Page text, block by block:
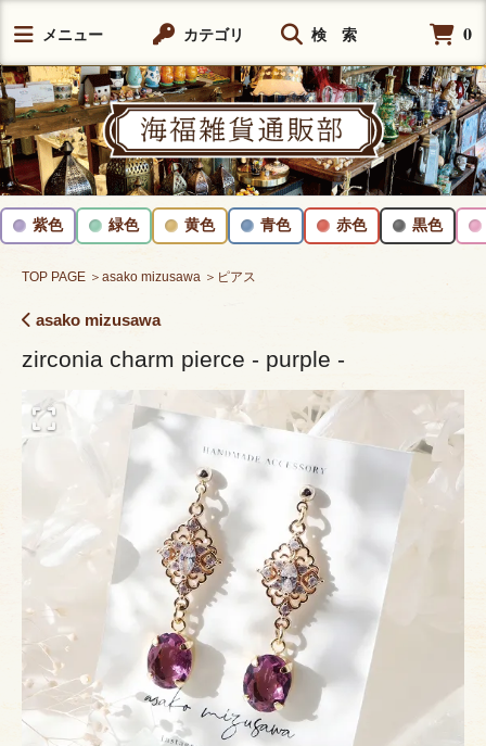
メニュー カテゴリ 検 索 0
紫色 緑色 黄色 青色 赤色 黒色
TOP PAGE ＞asako mizusawa ＞ピアス
asako mizusawa
zirconia charm pierce - purple -